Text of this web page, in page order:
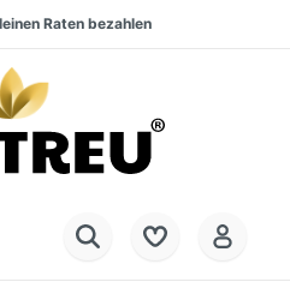
Raten bezahlen
nach DE, AT & NL
+49 (0) 28 32 - 408 990 0
Warenverfügbarkeit
online einkaufen